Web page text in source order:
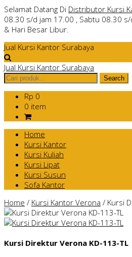
Selamat Datang Di Distributor Kursi
08.30 s/d jam 17.00 , Sabtu 08.30
& Hari Besar Libur.
Jual Kursi Kantor Surabaya
Jual Kursi Kantor Surabaya
Rp 0
0 item
Home
Kursi Kantor
Kursi Kuliah
Kursi Lipat
Kursi Susun
Sofa Kantor
Home / Kursi Kantor Verona / Kursi
Kursi Direktur Verona KD-113-TL